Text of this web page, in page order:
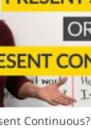
Continuous?